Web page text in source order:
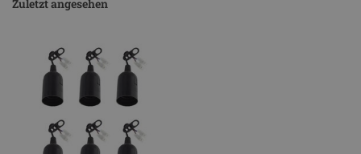
Zuletzt angesehen